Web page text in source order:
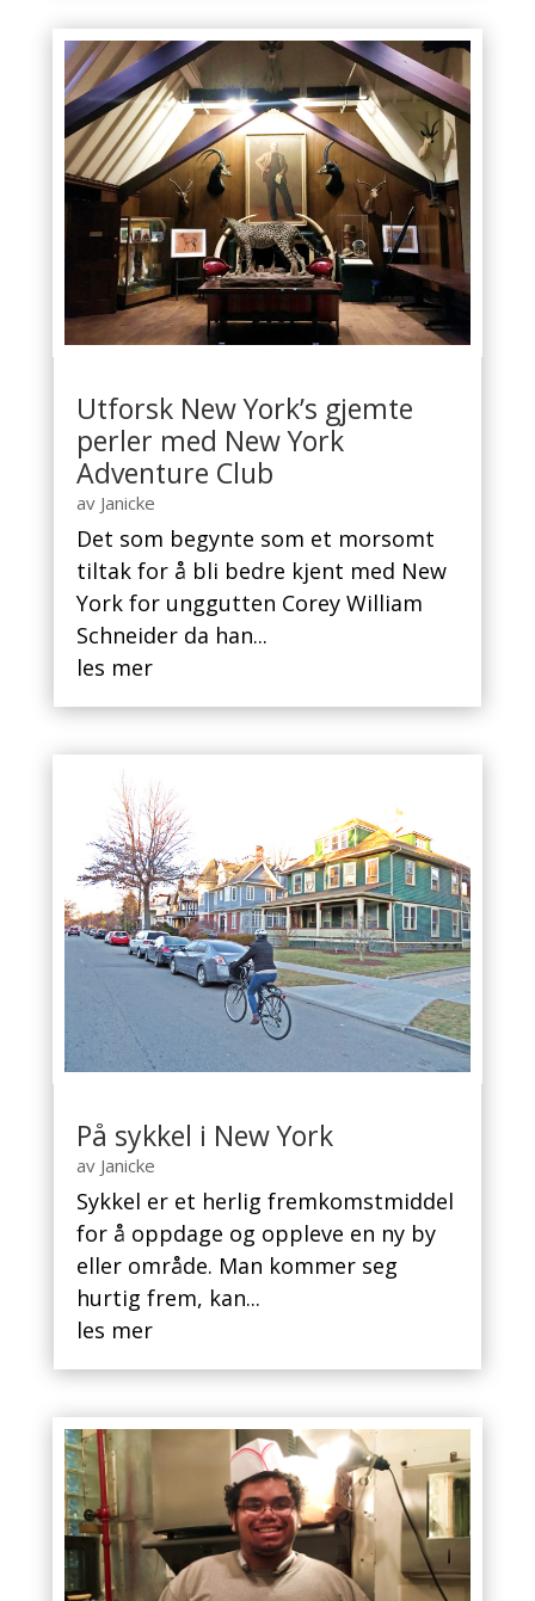
Utforsk New York’s gjemte
perler med New York
Adventure Club
av Janicke
Det som begynte som et morsomt
tiltak for å bli bedre kjent med New
York for unggutten Corey William
Schneider da han...
les mer
På sykkel i New York
av Janicke
Sykkel er et herlig fremkomstmiddel
for å oppdage og oppleve en ny by
eller område. Man kommer seg
hurtig frem, kan...
les mer